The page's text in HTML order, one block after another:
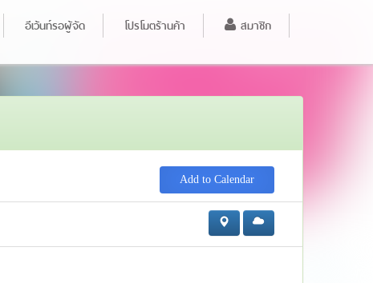
อีเว้นท์รอผู้จัด โปรโมตร้านค้า สมาชิก
Add to Calendar